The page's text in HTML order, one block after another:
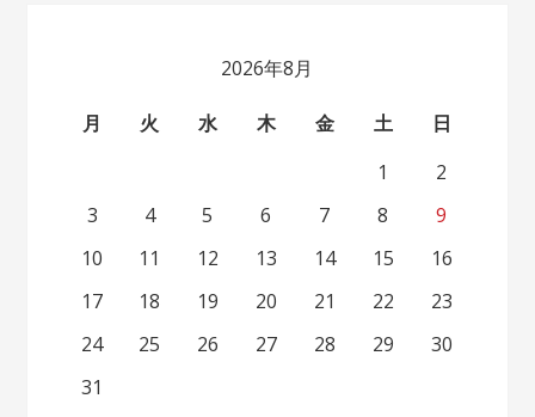
2026年8月
月 火 水 木 金 土
日
1
2
3
4 5 6 7 8
9
10
11 12 13 14 15
16
17
18 19 20 21 22
23
24
25 26 27 28 29
30
31